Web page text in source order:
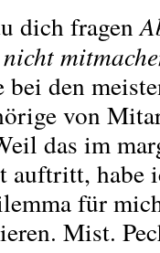
dich fragen
den
von
das im
auftritt, habe
für
Mist.